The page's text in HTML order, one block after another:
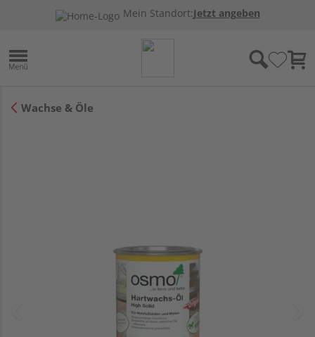
Mein Standort:Jetzt angeben
Wachse & Öle